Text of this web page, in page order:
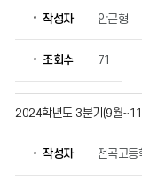
작성자 안근형
조회수 71
2024학년도 3분기(9월~11
작성자 전곡고등